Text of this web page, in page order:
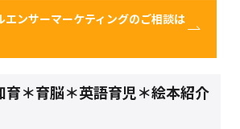
エンサーマーケティングのご相談は
育＊育脳＊英語育児＊絵本紹介